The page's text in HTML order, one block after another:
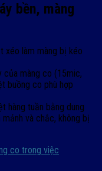
bền, màng
xéo làm màng bị kéo
của màng co (15mic,
buồng co phù hợp
hàng tuần bằng dung
và chắc, không bị
co trong việc